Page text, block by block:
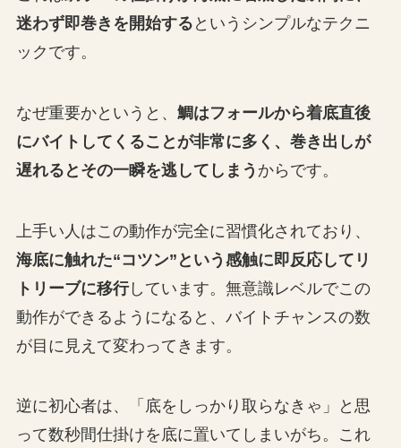
迷わず即巻きを開始する というシンプルなテクニ
ックです。
なぜ重要かというと、 鯛はフォールから着底直後
にバイトしてくることが非常に多く、巻き出しが
遅れるとその一瞬を逃してしまう からです。
上手い人はこの動作が完全に習慣化されており、
海底に触れた“コツン”という感触に即反応してリ
トリーブに移行しています。無意識レベルでこの
動作ができるようになると、バイトチャンスの数
が目に見えて変わってきます。
逆に初心者は、「底をしっかり取らなきゃ」と思
って数秒間仕掛けを底に置いてしまいがち。これ